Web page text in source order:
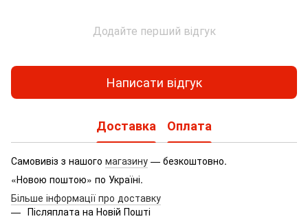
Додайте перший відгук
Написати відгук
Доставка Оплата
Самовивіз з нашого магазину — безкоштовно.
«Новою поштою» по Україні.
Більше інформації про доставку
Післяплата на Новій Пошті